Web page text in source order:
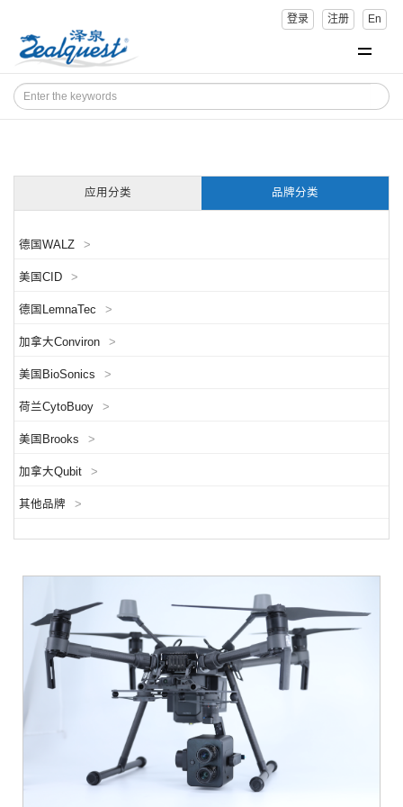
登录 注册 En
应用分类 品牌分类
德国WALZ >
美国CID >
德国LemnaTec >
加拿大Conviron >
美国BioSonics >
荷兰CytoBuoy >
美国Brooks >
加拿大Qubit >
其他品牌 >